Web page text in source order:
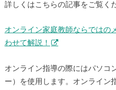
詳しくはこちらの記事をご覧く
オンライン家庭教師ならではの
わせて解説！
オンライン指導の際にはパソコ
ー）を使用します。オンライン